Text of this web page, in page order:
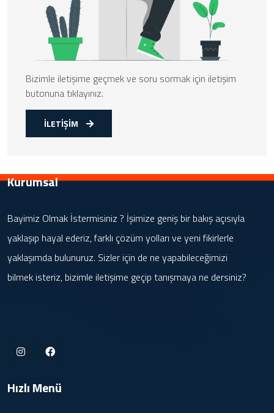
Bizimle iletişime geçmek ve soru sormak için iletişim
butonuna tıklayınız.
İLETİŞİM
Kurumsal
Bayimiz Olmak İstermisiniz ? İşimize geniş bir bakış açısıyla
yaklaşıp hayal ederiz, farklı çözüm yolları ve yeni fikirlerle
yaklaşımda bulunuruz. Sizler için de ne yapabileceğimizi
bilmek isteriz, bizimle iletişime geçip tanışmaya ne dersiniz?
Hızlı Menü